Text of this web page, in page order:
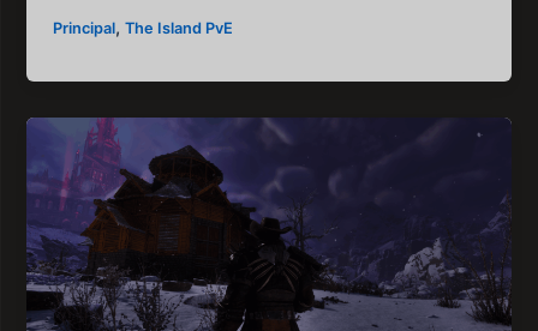
Principal,The Island PvE